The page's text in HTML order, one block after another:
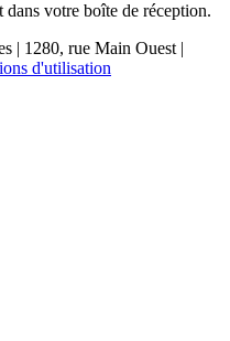
votre boîte de réception.
| 1280, rue Main Ouest |
d'utilisation